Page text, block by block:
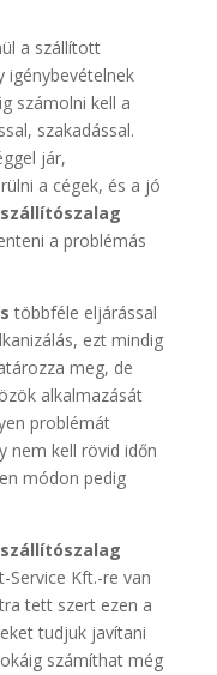
a szállított
igénybevételnek
számolni kell a
szakadással.
jár,
a cégek, és a jó
szállítószalag
a problémás
többféle eljárással
ezt mindig
meg, de
alkalmazását
problémát
nem kell rövid időn
módon pedig
szállítószalag
Service Kft.-re van
tett szert ezen a
tudjuk javítani
számíthat még